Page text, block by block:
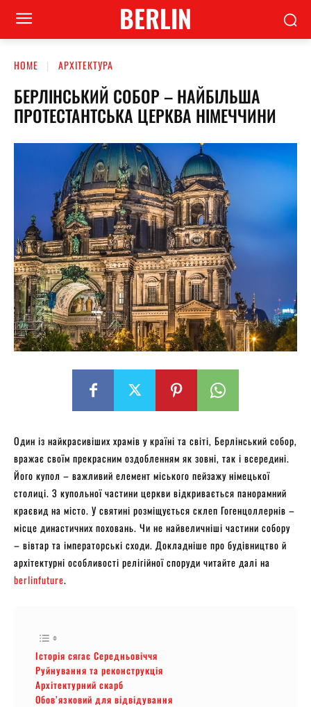
BERLIN
HOME АРХІТЕКТУРА
БЕРЛІНСЬКИЙ СОБОР – НАЙБІЛЬША
ПРОТЕСТАНТСЬКА ЦЕРКВА НІМЕЧЧИНИ
Один із найкрасивіших храмів у країні та світі, Берлінський собор,
вражає своїм прекрасним оздобленням як зовні, так і всередині.
Його купол – важливий елемент міського пейзажу німецької
столиці. З купольної частини церкви відкривається панорамний
краєвид на місто. У святині розміщується склеп Гогенцоллернів –
місце династичних поховань. Чи не найвеличніші частини собору
– вівтар та імператорські сходи. Докладніше про будівництво й
архітектурні особливості релігійної споруди читайте далі на
berlinfuture.
Історія сягає Середньовіччя
Руйнування та реконструкція
Архітектурний скарб
Обов’язковий для відвідування